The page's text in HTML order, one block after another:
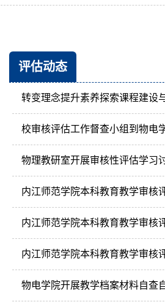
评估动态
转变理念提升素养探索课程建设
校审核评估工作督查小组到物电
物理教研室开展审核性评估学习
物电学院开展教学档案材料自查